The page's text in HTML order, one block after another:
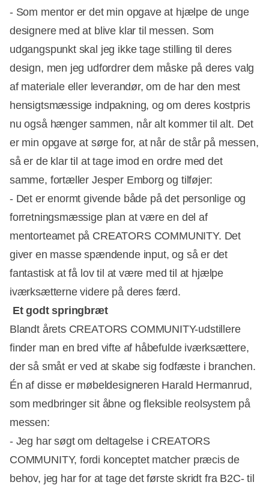
- Som mentor er det min opgave at hjælpe de unge
designere med at blive klar til messen. Som
udgangspunkt skal jeg ikke tage stilling til deres
design, men jeg udfordrer dem måske på deres valg
af materiale eller leverandør, om de har den mest
hensigtsmæssige indpakning, og om deres kostpris
nu også hænger sammen, når alt kommer til alt. Det
er min opgave at sørge for, at når de står på messen,
så er de klar til at tage imod en ordre med det
samme, fortæller Jesper Emborg og tilføjer:
- Det er enormt givende både på det personlige og
forretningsmæssige plan at være en del af
mentorteamet på CREATORS COMMUNITY. Det
giver en masse spændende input, og så er det
fantastisk at få lov til at være med til at hjælpe
iværksætterne videre på deres færd.
Et godt springbræt
Blandt årets CREATORS COMMUNITY-udstillere
finder man en bred vifte af håbefulde iværksættere,
der så småt er ved at skabe sig fodfæste i branchen.
Én af disse er møbeldesigneren Harald Hermanrud,
som medbringer sit åbne og fleksible reolsystem på
messen:
- Jeg har søgt om deltagelse i CREATORS
COMMUNITY, fordi konceptet matcher præcis de
behov, jeg har for at tage det første skridt fra B2C- til